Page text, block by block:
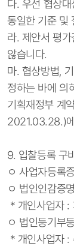
다. 우선 협상
동일한 기준 및
라. 제안서 평
않습니다.
마. 협상방법,
정하는 바에 의
기획재정부 계
2021.03.28.)
9. 입찰등록 구
ㅇ 사업자등록
ㅇ 법인인감증
* 개인사업자 :
ㅇ 법인등기부
* 개인사업자 :